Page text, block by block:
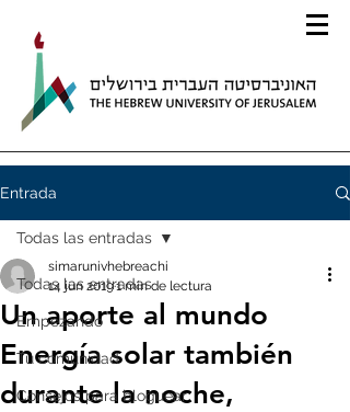
Entrada
Todas las entradas
Empezando
Tu comunidad
Consejos para bloguear
Todas las entradas
Un aporte al mundo
Energía solar también
durante la noche,
simarunivhebreachi
14 jun 20191 min de lectura